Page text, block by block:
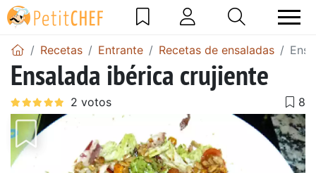
Recetas Entrante Recetas de ensaladas
Ensalada ibérica crujiente